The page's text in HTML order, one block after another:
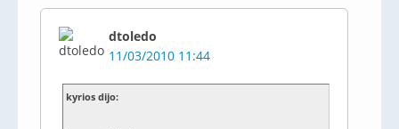
dtoledo
11/03/2010 11:44
kyrios dijo: